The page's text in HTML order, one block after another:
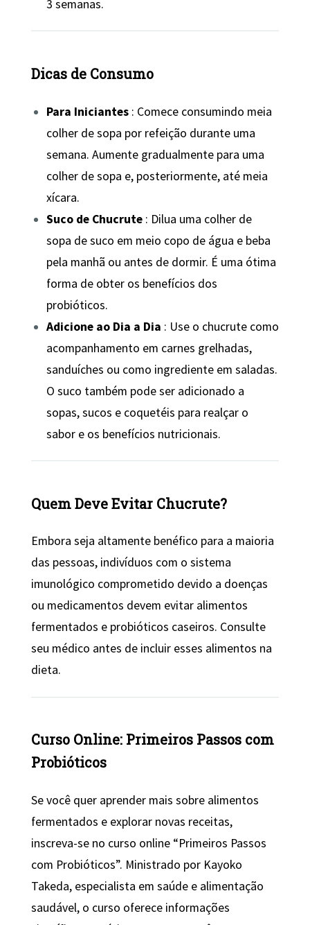
3 semanas.
Dicas de Consumo
Para Iniciantes : Comece consumindo meia
colher de sopa por refeição durante uma
semana. Aumente gradualmente para uma
colher de sopa e, posteriormente, até meia
xícara.
Suco de Chucrute : Dilua uma colher de
sopa de suco em meio copo de água e beba
pela manhã ou antes de dormir. É uma ótima
forma de obter os benefícios dos
probióticos.
Adicione ao Dia a Dia : Use o chucrute como
acompanhamento em carnes grelhadas,
sanduíches ou como ingrediente em saladas.
O suco também pode ser adicionado a
sopas, sucos e coquetéis para realçar o
sabor e os benefícios nutricionais.
Quem Deve Evitar Chucrute?
Embora seja altamente benéfico para a maioria
das pessoas, indivíduos com o sistema
imunológico comprometido devido a doenças
ou medicamentos devem evitar alimentos
fermentados e probióticos caseiros. Consulte
seu médico antes de incluir esses alimentos na
dieta.
Curso Online: Primeiros Passos com
Probióticos
Se você quer aprender mais sobre alimentos
fermentados e explorar novas receitas,
inscreva-se no curso online “Primeiros Passos
com Probióticos”. Ministrado por Kayoko
Takeda, especialista em saúde e alimentação
saudável, o curso oferece informações